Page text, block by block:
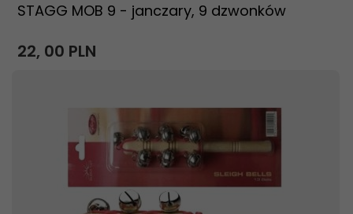
STAGG MOB 9 - janczary, 9 dzwonków
22, 00 PLN